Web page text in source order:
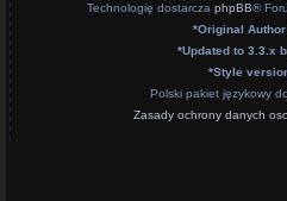
Technologię dostarcza phpBB®
*Original
*Updated to 3.3.x
*Style
Polski pakiet językowy
Zasady ochrony danych